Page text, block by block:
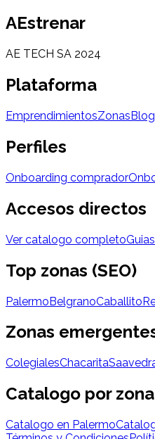
AEstrenar
AE TECH SA 2024
Plataforma
EmprendimientosZonasBlog
Perfiles
Onboarding comprador
Accesos directos
Ver catalogo completo
Top zonas (SEO)
PalermoBelgranoCaballito
Zonas
ColegialesChacarita
Catalogo por zona
Catalogo en Palermo